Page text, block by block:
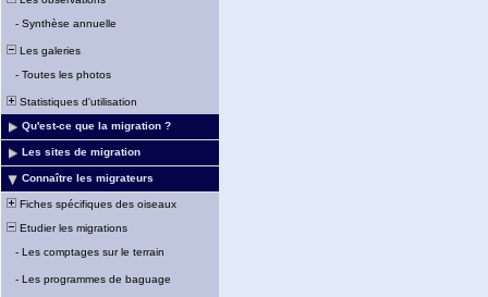
- Synthèse annuelle
Les galeries
- Toutes les photos
Statistiques d'utilisation
Qu'est-ce que la migration ?
Les sites de migration
Connaître les migrateurs
Fiches spécifiques des oiseaux
Etudier les migrations
- Les comptages sur le terrain
- Les programmes de baguage